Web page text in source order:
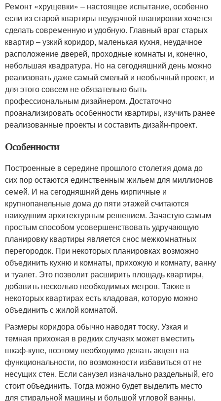
Ремонт «хрущевки» – настоящее испытание, особенно
если из старой квартиры неудачной планировки хочется
сделать современную и удобную. Главный враг старых
квартир – узкий коридор, маленькая кухня, неудачное
расположение дверей, проходные комнаты и, конечно,
небольшая квадратура. Но на сегодняшний день можно
реализовать даже самый смелый и необычный проект, и
для этого совсем не обязательно быть
профессиональным дизайнером. Достаточно
проанализировать особенности квартиры, изучить ранее
реализованные проекты и составить дизайн-проект.
Особенности
Построенные в середине прошлого столетия дома до
сих пор остаются единственным жильем для миллионов
семей. И на сегодняшний день кирпичные и
крупнопанельные дома до пяти этажей считаются
наихудшим архитектурным решением. Зачастую самым
простым способом усовершенствовать удручающую
планировку квартиры является снос межкомнатных
перегородок. При некоторых планировках возможно
объединить кухню и комнаты, прихожую и комнату, ванну
и туалет. Это позволит расширить площадь квартиры,
добавить несколько необходимых метров. Также в
некоторых квартирах есть кладовая, которую можно
объединить с жилой комнатой.
Размеры коридора обычно наводят тоску. Узкая и
темная прихожая в редких случаях может вместить
шкаф-купе, поэтому необходимо делать акцент на
функциональности, по возможности избавиться от не
несущих стен. Если санузел изначально раздельный, его
стоит объединить. Тогда можно будет выделить место
для стиральной машины и большой угловой ванны.